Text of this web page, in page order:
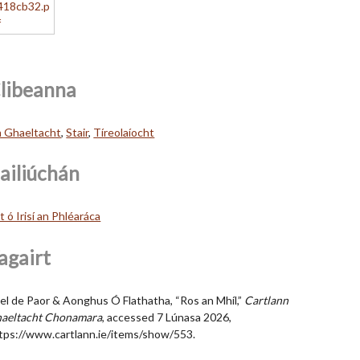
Ghaeltacht,Stair, Tíreolaíocht
ó Irisí an Phléaráca
de Paor & Aonghus Ó Flathatha, “Ros an Mhíl,” Cartlann
Chonamara, accessed 7 Lúnasa 2026,
www.cartlann.ie/items/show/553.